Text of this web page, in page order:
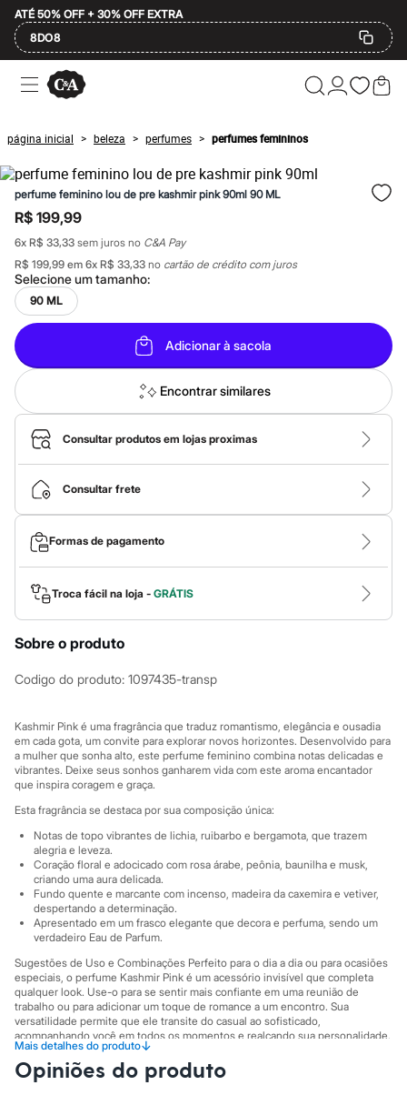
ATÉ 50% OFF + 30% OFF EXTRA
8DO8
Ofertas
Compre por Departamento
Masculino
Infantil
Calçados
Mindse7
Plus Size
Até 20% off
Até 40% off
Até 60% off
A partir de 60% off
Feminino
Em alta
Inverno
Alfaiataria
Novidades
Roupas
Blusas e Camisetas
Básicos
Calças
Casacos e Jaquetas
Jeans
Macacões
Saias
Shorts e Bermudas
Vestidos
Acessórios
Bolsas
Bonés e Chapéus
Bijoux
Cintos
Óculos
Relógios
Calçados
Botas
Chinelos
Rasteirinhas
Sapatilhas
Tênis
Marcas
City
Clock House
Mindset
Sawary
Yessica
Moda esportiva
Acessórios
Blusas
Calçados
Leggings
Shorts e Bermudas
Moda íntima
Calcinhas
Cintas e Modeladores
Meias
Pijamas
Sutiãs e Tops
Moda praia
Biquínis
página inicial > beleza > perfumes > perfumes femininos
perfume feminino lou de pre kashmir pink 90ml 90 ML
R$ 199,99
6x R$ 33,33 sem juros no C&A Pay
R$ 199,99 em 6x R$ 33,33 no cartão de crédito com juros
Selecione umtamanho:
90 ML
Adicionar à sacola
Encontrar similares
Consultar produtos em lojas proximas
Consultar frete
Formas de pagamento
Troca fácil na loja - GRÁTIS
Sobre o produto
Codigo do produto: 1097435-transp
Kashmir Pink é uma fragrância que traduz romantismo, elegância e ousadia
em cada gota, um convite para explorar novos horizontes. Desenvolvido para
a mulher que sonha alto, este perfume feminino combina notas delicadas e
vibrantes. Deixe seus sonhos ganharem vida com este aroma encantador
que inspira coragem e graça.
Esta fragrância se destaca por sua composição única:
Notas de topo vibrantes de lichia, ruibarbo e bergamota, que trazem
alegria e leveza.
Coração floral e adocicado com rosa árabe, peônia, baunilha e musk,
criando uma aura delicada.
Fundo quente e marcante com incenso, madeira da caxemira e vetiver,
despertando a determinação.
Apresentado em um frasco elegante que decora e perfuma, sendo um
verdadeiro Eau de Parfum.
Sugestões de Uso e Combinações Perfeito para o dia a dia ou para ocasiões
especiais, o perfume Kashmir Pink é um acessório invisível que completa
qualquer look. Use-o para se sentir mais confiante em uma reunião de
trabalho ou para adicionar um toque de romance a um encontro. Sua
versatilidade permite que ele transite do casual ao sofisticado,
acompanhando você em todos os momentos e realçando sua personalidade.
A gente se encontra na C&A! ❤
Mais detalhes do produto↓
Informacoes gerais:
Opiniões do produto